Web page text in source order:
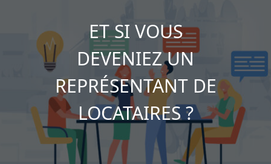
ET SI VOUS
DEVENIEZ UN
REPRÉSENTANT DE
LOCATAIRES ?